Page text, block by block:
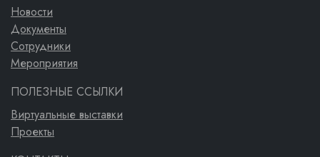
Новости
Документы
Сотрудники
Мероприятия
ПОЛЕЗНЫЕ ССЫЛКИ
Виртуальные выставки
Проекты